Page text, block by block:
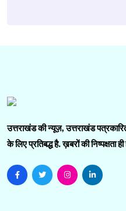
उत्तराखंड की न्यूज़, उत्तराखंड
के लिए प्रतिबद्ध है. ख़बरों की निष्पक्षता